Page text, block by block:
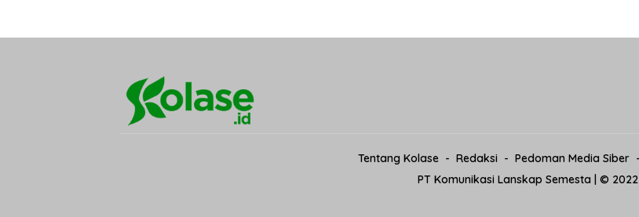
Tentang Kolase Redaksi Pedoman Media Siber
PT Komunikasi Lanskap Semesta | © 2022